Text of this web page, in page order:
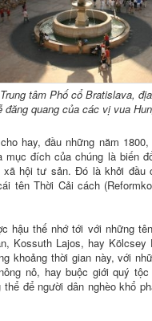
tâm Phố cổ Bratislava,
đăng quang của các vị vua
hay, đầu những năm
mục đích của chúng là biến
xã hội tư sản. Đó là khởi đầu
tên Thời Cải cách
hậu thế nhớ tới với những
Kossuth Lajos, hay Kölcsey
khoảng thời gian này, với
nô, hay buộc giới quý
để người dân nghèo khổ